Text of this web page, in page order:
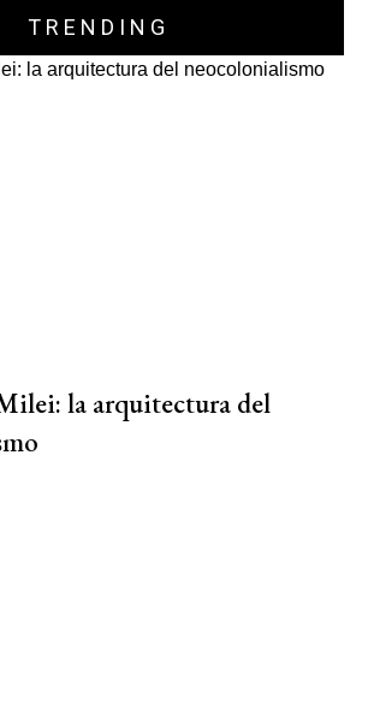
TRENDING
la arquitectura del